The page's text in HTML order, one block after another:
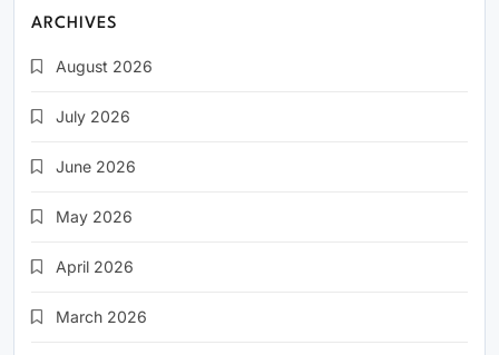
ARCHIVES
August 2026
July 2026
June 2026
May 2026
April 2026
March 2026